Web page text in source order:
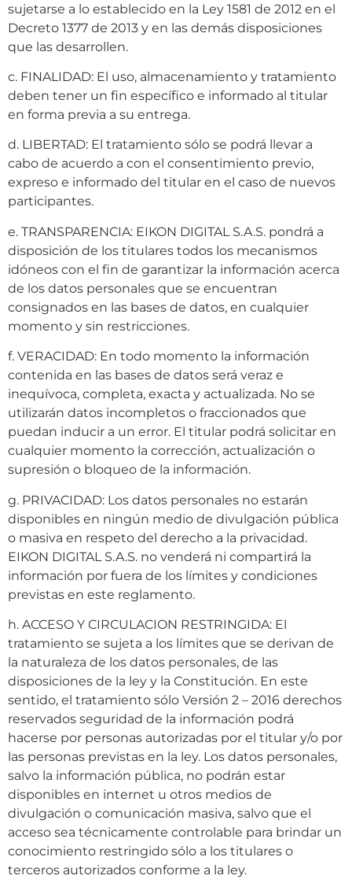
sujetarse a lo establecido en la Ley 1581 de 2012 en el
Decreto 1377 de 2013 y en las demás disposiciones
que las desarrollen.
c. FINALIDAD: El uso, almacenamiento y tratamiento
deben tener un fin específico e informado al titular
en forma previa a su entrega.
d. LIBERTAD: El tratamiento sólo se podrá llevar a
cabo de acuerdo a con el consentimiento previo,
expreso e informado del titular en el caso de nuevos
participantes.
e. TRANSPARENCIA: EIKON DIGITAL S.A.S. pondrá a
disposición de los titulares todos los mecanismos
idóneos con el fin de garantizar la información acerca
de los datos personales que se encuentran
consignados en las bases de datos, en cualquier
momento y sin restricciones.
f. VERACIDAD: En todo momento la información
contenida en las bases de datos será veraz e
inequívoca, completa, exacta y actualizada. No se
utilizarán datos incompletos o fraccionados que
puedan inducir a un error. El titular podrá solicitar en
cualquier momento la corrección, actualización o
supresión o bloqueo de la información.
g. PRIVACIDAD: Los datos personales no estarán
disponibles en ningún medio de divulgación pública
o masiva en respeto del derecho a la privacidad.
EIKON DIGITAL S.A.S. no venderá ni compartirá la
información por fuera de los límites y condiciones
previstas en este reglamento.
h. ACCESO Y CIRCULACION RESTRINGIDA: El
tratamiento se sujeta a los límites que se derivan de
la naturaleza de los datos personales, de las
disposiciones de la ley y la Constitución. En este
sentido, el tratamiento sólo Versión 2 – 2016 derechos
reservados seguridad de la información podrá
hacerse por personas autorizadas por el titular y/o por
las personas previstas en la ley. Los datos personales,
salvo la información pública, no podrán estar
disponibles en internet u otros medios de
divulgación o comunicación masiva, salvo que el
acceso sea técnicamente controlable para brindar un
conocimiento restringido sólo a los titulares o
terceros autorizados conforme a la ley.